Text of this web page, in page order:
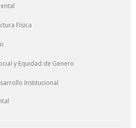
Física
y Equidad de Genero
Institucional